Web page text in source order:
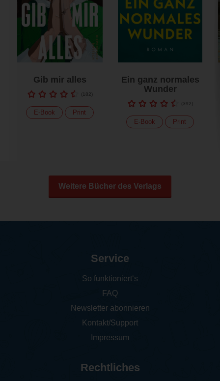
Gib mir alles
(182)
E-Book Print
Ein ganz normales
Wunder
(392)
E-Book Print
Weitere Bücher des Verlags
Service
So funktioniert‘s
FAQ
Newsletter abonnieren
Kontakt/Support
Impressum
Rechtliches